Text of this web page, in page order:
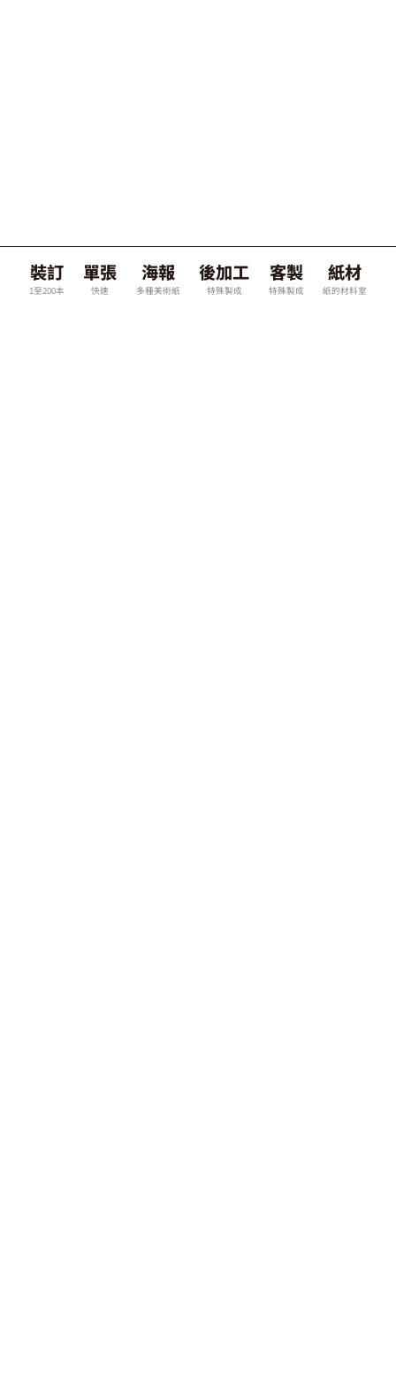
裝訂
1至200本
單張
快速
海報
多種美術紙
後加工
特殊製成
客製
特殊製成
紙材
紙的材料室